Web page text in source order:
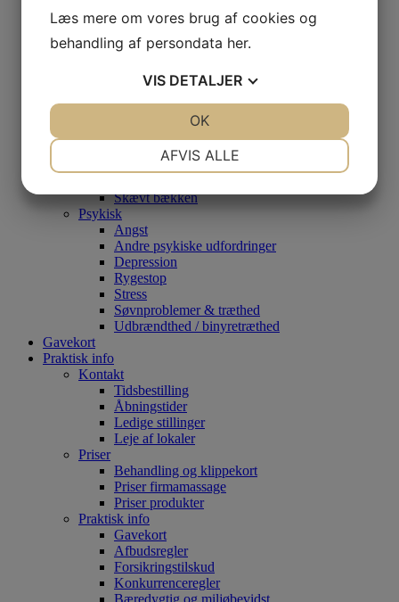
Hjertebanken
Kredsløbsproblemer
Menstruation
Overbelastning
Svækket immunforsvar
Gravid, børn & baby
Børne- og Babymassage
Skævt bækken
Psykisk
Angst
Andre psykiske udfordringer
Depression
Rygestop
Stress
Søvnproblemer & træthed
Udbrændthed / binyretræthed
Gavekort
Praktisk info
Kontakt
Tidsbestilling
Åbningstider
Ledige stillinger
Leje af lokaler
Priser
Behandling og klippekort
Priser firmamassage
Priser produkter
Praktisk info
Gavekort
Afbudsregler
Forsikringstilskud
Konkurrenceregler
Bæredygtig og miljøbevidst
Læs mere om vores brug af cookies og
behandling af persondata her.
VIS DETALJER
MARKETING
AFVIS ALLE
OK